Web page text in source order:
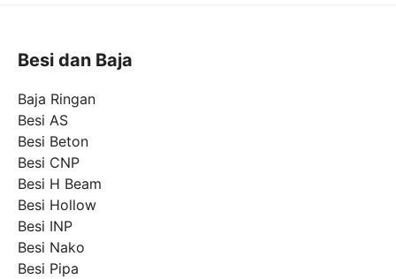
Besi dan Baja
Baja Ringan
Besi AS
Besi Beton
Besi CNP
Besi H Beam
Besi Hollow
Besi INP
Besi Nako
Besi Pipa